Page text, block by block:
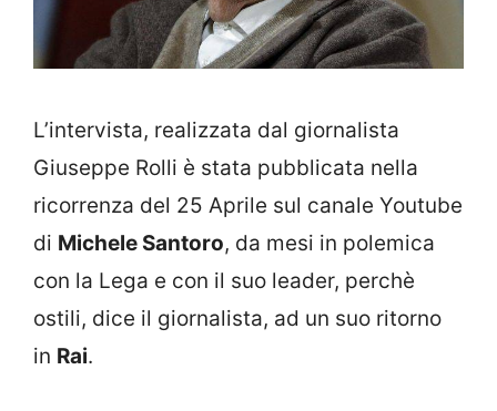
L’intervista, realizzata dal giornalista
Giuseppe Rolli è stata pubblicata nella
ricorrenza del 25 Aprile sul canale Youtube
di Michele Santoro, da mesi in polemica
con la Lega e con il suo leader, perchè
ostili, dice il giornalista, ad un suo ritorno
in Rai.